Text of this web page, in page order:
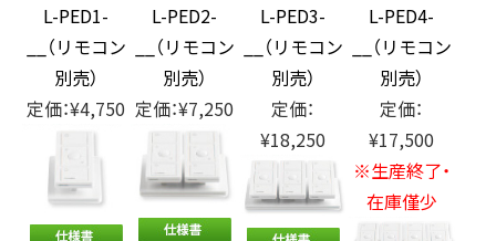
L-PED1-
__（リモコン
別売）
定価：¥4,750
L-PED2-
__（リモコン
別売）
定価：¥7,250
L-PED3-
__（リモコン
別売）
定価：
¥18,250
L-PED4-
__（リモコン
別売）
定価：
¥17,500
※生産終了・
在庫僅少